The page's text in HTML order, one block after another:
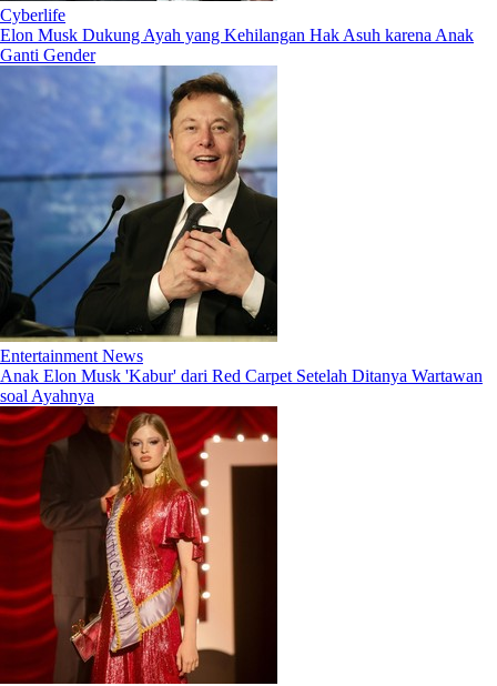
Cyberlife
Elon Musk Dukung Ayah yang Kehilangan Hak Asuh karena Anak
Ganti Gender
Entertainment News
Anak Elon Musk 'Kabur' dari Red Carpet Setelah Ditanya Wartawan
soal Ayahnya